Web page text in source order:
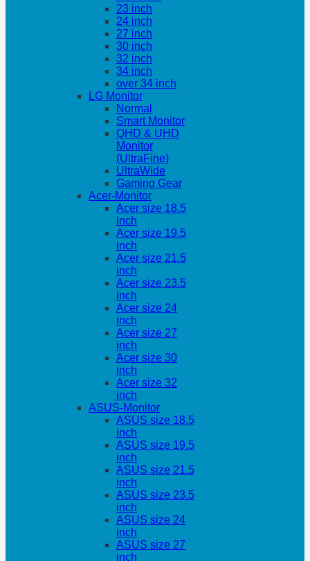
23 inch
24 inch
27 inch
30 inch
32 inch
34 inch
over 34 inch
LG Monitor
Normal
Smart Monitor
QHD & UHD
Monitor
(UltraFine)
UltraWide
Gaming Gear
Acer-Monitor
Acer size 18.5
inch
Acer size 19.5
inch
Acer size 21.5
inch
Acer size 23.5
inch
Acer size 24
inch
Acer size 27
inch
Acer size 30
inch
Acer size 32
inch
ASUS-Monitor
ASUS size 18.5
inch
ASUS size 19.5
inch
ASUS size 21.5
inch
ASUS size 23.5
inch
ASUS size 24
inch
ASUS size 27
inch